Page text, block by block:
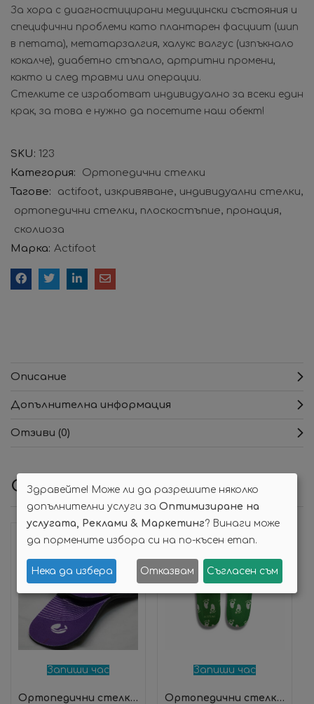
За хора с диагностицирани медицински състояния и
специфични проблеми като плантарен фасциит (шип
в петата), метатарзалгия, халукс валгус (изпъкнало
кокалче), диабетно стъпало, артритни промени,
както и след травми или операции.
Стелките се изработват индивидуално за всеки един
крак, за това е нужно да посетите наш обект!
SKU: 123
Категория:
Ортопедични стелки
Тагове:
actifoot изкривяване индивидуални стелки
ортопедични стелки плоскостъпие пронация
сколиоза
Марка: Actifoot
Описание
Допълнителна информация
Отзиви (0)
Свързани продукти
Запиши час
Избрани
Ортопедични стелки Actifoot – спортни
Запиши час
Избрани
Ортопедични стелки – детски
Здравейте! Може ли да разрешите няколко
допълнителни услуги за Оптимизиране на
услугата, Реклами & Маркетинг? Винаги може
да пормените избора си на по-късен етап.
Нека да избера Отказвам Съгласен съм